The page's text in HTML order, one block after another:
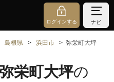
ログインする ナビ
島根県 浜田市 弥栄町大坪
栄町大坪の